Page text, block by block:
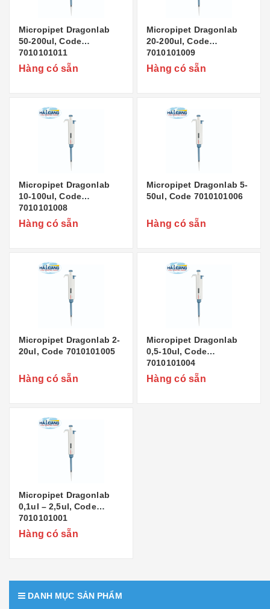
Micropipet Dragonlab
50-200ul, Code
7010101011
Hàng có sẵn
Micropipet Dragonlab
20-200ul, Code
7010101009
Hàng có sẵn
Micropipet Dragonlab
10-100ul, Code
7010101008
Hàng có sẵn
Micropipet Dragonlab 5-
50ul, Code 7010101006
Hàng có sẵn
Micropipet Dragonlab 2-
20ul, Code 7010101005
Hàng có sẵn
Micropipet Dragonlab
0,5-10ul, Code
7010101004
Hàng có sẵn
Micropipet Dragonlab
0,1ul – 2,5ul, Code
7010101001
Hàng có sẵn
DANH MỤC SẢN PHẨM